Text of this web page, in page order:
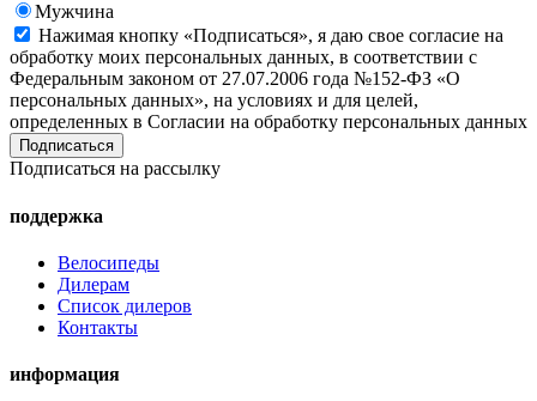
Мужчина
Нажимая кнопку «Подписаться», я даю свое согласие на
обработку моих персональных данных, в соответствии с
Федеральным законом от 27.07.2006 года №152-ФЗ «О
персональных данных», на условиях и для целей,
определенных в Согласии на обработку персональных данных
Подписаться на рассылку
поддержка
Велосипеды
Дилерам
Список дилеров
Контакты
информация